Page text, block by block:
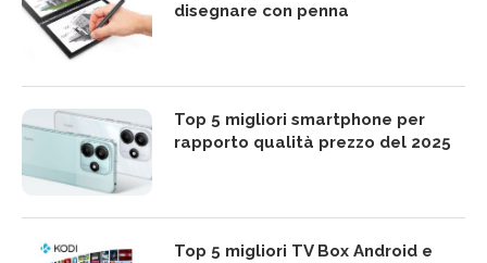
disegnare con penna
Top 5 migliori smartphone per
rapporto qualità prezzo del 2025
Top 5 migliori TV Box Android e